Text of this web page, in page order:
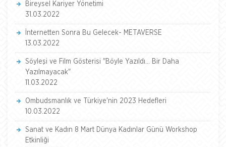
Bireysel Kariyer Yönetimi
31.03.2022
İnternetten Sonra Bu Gelecek- METAVERSE
13.03.2022
Söyleşi ve Film Gösterisi "Böyle Yazıldı... Bir Daha
Yazılmayacak"
11.03.2022
Ombudsmanlık ve Türkiye'nin 2023 Hedefleri
10.03.2022
Sanat ve Kadın 8 Mart Dünya Kadınlar Günü Workshop
Etkinliği